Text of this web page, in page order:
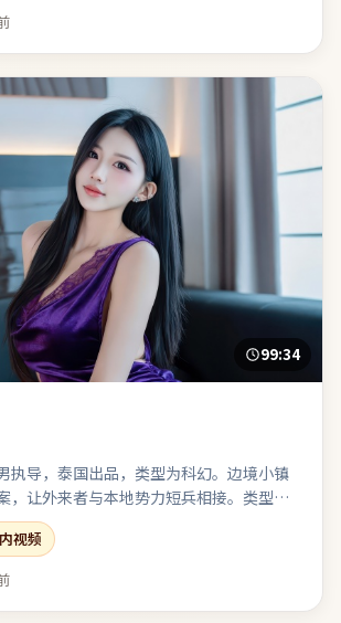
99:34
执导，泰国出品，类型为科幻。边境小镇
，让外来者与本地势力短兵相接。类型元
有类型片快感，也保留作者式的留白。结
可在离场后继续发酵一段时间。
视频